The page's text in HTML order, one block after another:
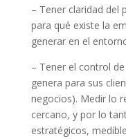
– Tener claridad del
para qué existe la
generar en el
– Tener el control
genera para sus
negocios). Medir lo
cercano, y por lo
estratégicos,